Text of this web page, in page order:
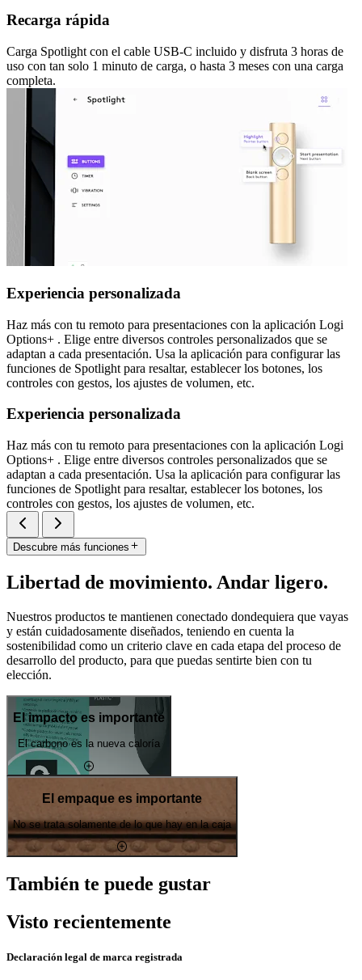
Recarga rápida
Carga Spotlight con el cable USB-C incluido y disfruta 3 horas de
uso con tan solo 1 minuto de carga, o hasta 3 meses con una carga
completa.
Experiencia personalizada
Haz más con tu remoto para presentaciones con la aplicación Logi
Options+ . Elige entre diversos controles personalizados que se
adaptan a cada presentación. Usa la aplicación para configurar las
funciones de Spotlight para resaltar, establecer los botones, los
controles con gestos, los ajustes de volumen, etc.
Experiencia personalizada
Haz más con tu remoto para presentaciones con la aplicación Logi
Options+ . Elige entre diversos controles personalizados que se
adaptan a cada presentación. Usa la aplicación para configurar las
funciones de Spotlight para resaltar, establecer los botones, los
controles con gestos, los ajustes de volumen, etc.
Descubre más funciones
Libertad de movimiento. Andar ligero.
Nuestros productos te mantienen conectado dondequiera que vayas
y están cuidadosamente diseñados, teniendo en cuenta la
sostenibilidad como un criterio clave en cada etapa del proceso de
desarrollo del producto, para que puedas sentirte bien con tu
elección.
El impacto es importante
El carbono es la nueva caloría
El empaque es importante
No se trata solamente de lo que hay en la caja
También te puede gustar
Visto recientemente
Declaración legal de marca registrada